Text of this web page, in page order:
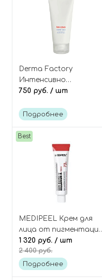
Derma Factory
Интенсивно
увлажняющий
для чувствительной
Cream
750 руб. / шт
Подробнее
Best
MEDIPEEL Крем для
лица от пигментации
Melanon X Cream
1 320 руб. / шт
2 400 руб.
Подробнее